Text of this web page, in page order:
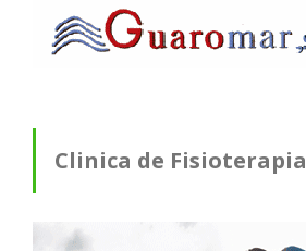
Clinica de Fisioterapia